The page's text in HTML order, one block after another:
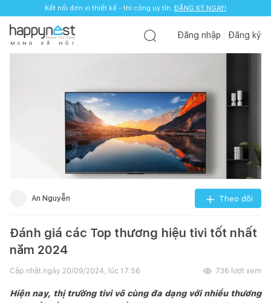
Kết nối đơn vị thiết kế - thi công uy tín. ĐĂNG KÝ NGAY!
M Ạ N G X Ã H Ộ I
Đăng nhập Đăng ký
An Nguyễn Theo dõi
Đánh giá các Top thương hiệu tivi tốt nhất
năm 2024
Cập nhật ngày 20/09/2024, lúc 17:56 736 lượt xem
Hiện nay, thị trường tivi vô cùng đa dạng với nhiều thương